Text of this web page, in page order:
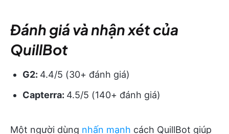
Đánh giá và nhận xét của
QuillBot
G2: 4.4/5 (30+ đánh giá)
Capterra: 4.5/5 (140+ đánh giá)
Một người dùng nhấn mạnh cách QuillBot giúp